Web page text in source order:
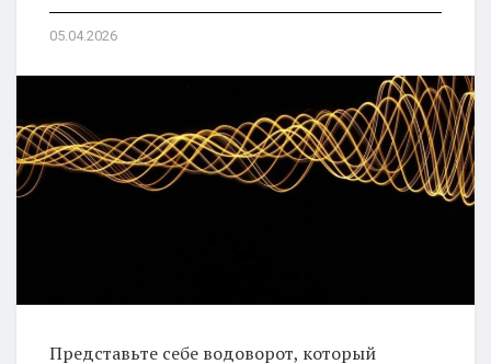
05.04.2026
Представьте себе водоворот, который